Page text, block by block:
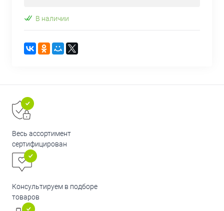
В наличии
Весь ассортимент
сертифицирован
Консультируем в подборе
товаров